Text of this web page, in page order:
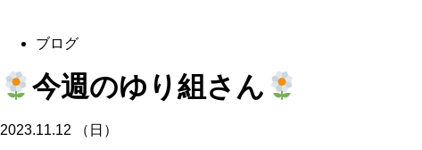
ブログ
今週のゆり組さん
2023.11.12 （日）